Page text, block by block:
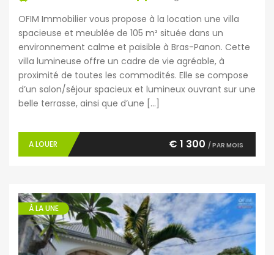
OFIM Immobilier vous propose à la location une villa
spacieuse et meublée de 105 m² située dans un
environnement calme et paisible à Bras-Panon. Cette
villa lumineuse offre un cadre de vie agréable, à
proximité de toutes les commodités. Elle se compose
d’un salon/séjour spacieux et lumineux ouvrant sur une
belle terrasse, ainsi que d’une […]
A LOUER € 1 300 / PAR MOIS
À LA UNE